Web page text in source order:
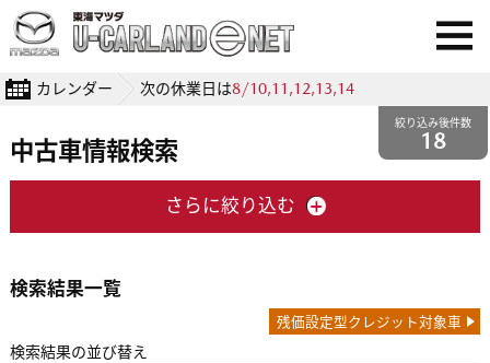
カレンダー 次の休業日は8/10,11,12,13,14
絞り込み後件数
18
中古車情報検索
さらに絞り込む
検索結果一覧
残価設定型クレジット対象車
検索結果の並び替え